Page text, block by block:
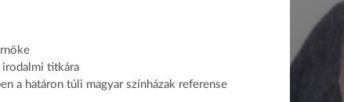
irodalmi titkára
a határon túli magyar színházak referense